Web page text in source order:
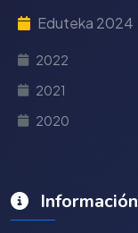
Eduteka 2024
2022
2021
2020
Información